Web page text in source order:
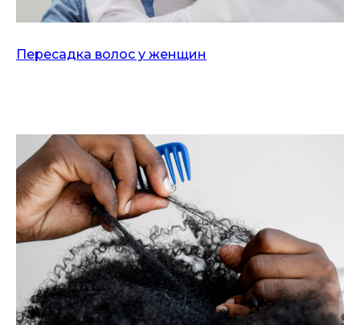
Пересадка волос у женщин